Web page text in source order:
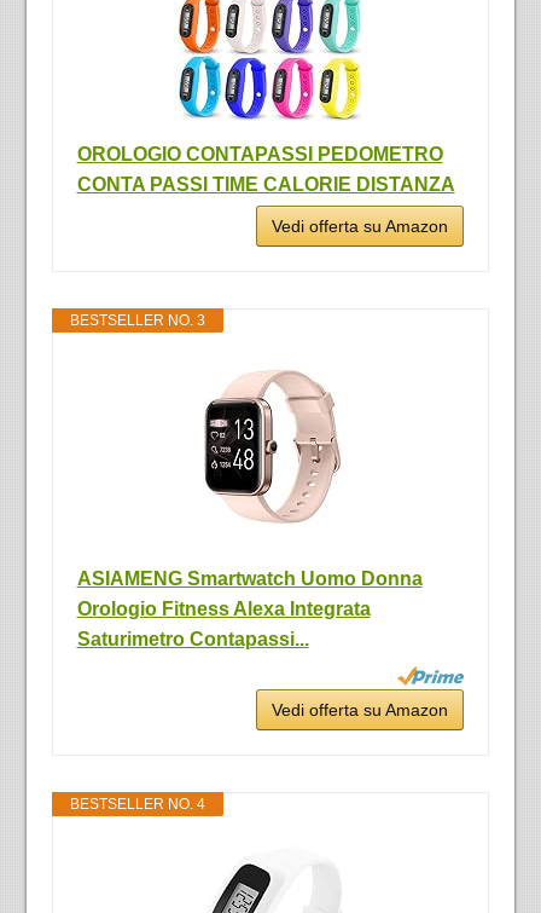
OROLOGIO CONTAPASSI PEDOMETRO
CONTA PASSI TIME CALORIE DISTANZA
Vedi offerta su Amazon
BESTSELLER NO. 3
ASIAMENG Smartwatch Uomo Donna
Orologio Fitness Alexa Integrata
Saturimetro Contapassi...
Vedi offerta su Amazon
BESTSELLER NO. 4